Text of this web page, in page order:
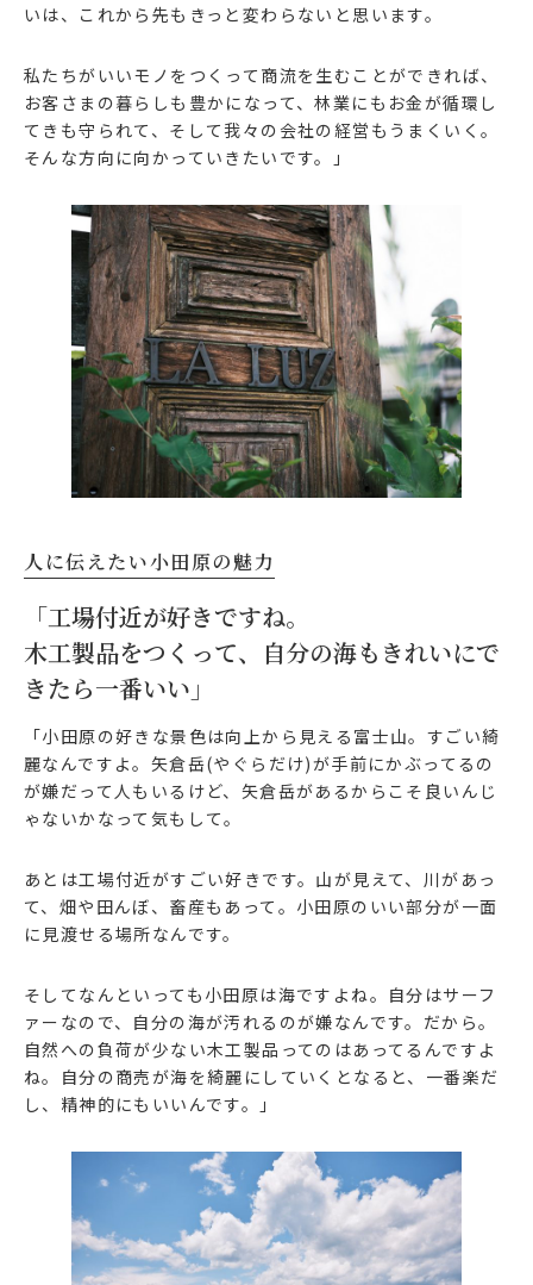
いは、これから先もきっと変わらないと思います。
私たちがいいモノをつくって商流を生むことができれば、
お客さまの暮らしも豊かになって、林業にもお金が循環し
てきも守られて、そして我々の会社の経営もうまくいく。
そんな方向に向かっていきたいです。」
人に伝えたい小田原の魅力
「工場付近が好きですね。
木工製品をつくって、自分の海もきれいにで
きたら一番いい」
「小田原の好きな景色は向上から見える富士山。すごい綺
麗なんですよ。矢倉岳(やぐらだけ)が手前にかぶってるの
が嫌だって人もいるけど、矢倉岳があるからこそ良いんじ
ゃないかなって気もして。
あとは工場付近がすごい好きです。山が見えて、川があっ
て、畑や田んぼ、畜産もあって。小田原のいい部分が一面
に見渡せる場所なんです。
そしてなんといっても小田原は海ですよね。自分はサーフ
ァーなので、自分の海が汚れるのが嫌なんです。だから。
自然への負荷が少ない木工製品ってのはあってるんですよ
ね。自分の商売が海を綺麗にしていくとなると、一番楽だ
し、精神的にもいいんです。」